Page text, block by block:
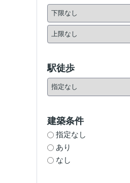
駅徒歩
建築条件
指定なし
あり
なし